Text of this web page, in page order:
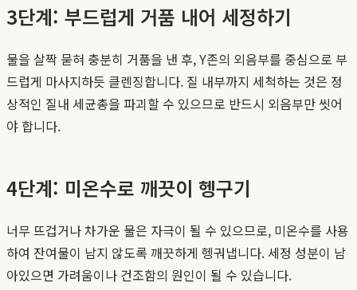
3단계: 부드럽게 거품 내어 세정하기
물을 살짝 묻혀 충분히 거품을 낸 후, Y존의 외음부를 중심으로 부
드럽게 마사지하듯 클렌징합니다. 질 내부까지 세척하는 것은 정
상적인 질내 세균총을 파괴할 수 있으므로 반드시 외음부만 씻어
야 합니다.
4단계: 미온수로 깨끗이 헹구기
너무 뜨겁거나 차가운 물은 자극이 될 수 있으므로, 미온수를 사용
하여 잔여물이 남지 않도록 깨끗하게 헹궈냅니다. 세정 성분이 남
아있으면 가려움이나 건조함의 원인이 될 수 있습니다.